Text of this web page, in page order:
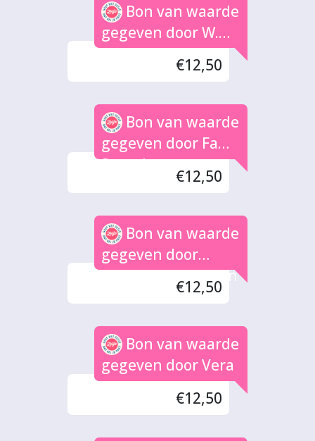
Bon van waarde
gegeven door W.
Hagenbeek
€12,50
Bon van waarde
gegeven door Fam.
Steenbergen
€12,50
Bon van waarde
gegeven door
Sabrina martensen
€12,50
Bon van waarde
gegeven door Vera
€12,50